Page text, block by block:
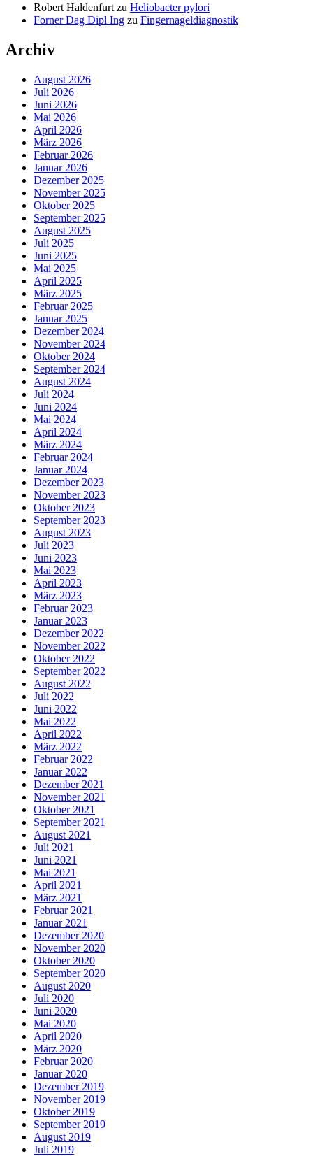
Robert Haldenfurt zu Heliobacter pylori
Forner Dag Dipl Ing zu Fingernageldiagnostik
Archiv
August 2026
Juli 2026
Juni 2026
Mai 2026
April 2026
März 2026
Februar 2026
Januar 2026
Dezember 2025
November 2025
Oktober 2025
September 2025
August 2025
Juli 2025
Juni 2025
Mai 2025
April 2025
März 2025
Februar 2025
Januar 2025
Dezember 2024
November 2024
Oktober 2024
September 2024
August 2024
Juli 2024
Juni 2024
Mai 2024
April 2024
März 2024
Februar 2024
Januar 2024
Dezember 2023
November 2023
Oktober 2023
September 2023
August 2023
Juli 2023
Juni 2023
Mai 2023
April 2023
März 2023
Februar 2023
Januar 2023
Dezember 2022
November 2022
Oktober 2022
September 2022
August 2022
Juli 2022
Juni 2022
Mai 2022
April 2022
März 2022
Februar 2022
Januar 2022
Dezember 2021
November 2021
Oktober 2021
September 2021
August 2021
Juli 2021
Juni 2021
Mai 2021
April 2021
März 2021
Februar 2021
Januar 2021
Dezember 2020
November 2020
Oktober 2020
September 2020
August 2020
Juli 2020
Juni 2020
Mai 2020
April 2020
März 2020
Februar 2020
Januar 2020
Dezember 2019
November 2019
Oktober 2019
September 2019
August 2019
Juli 2019